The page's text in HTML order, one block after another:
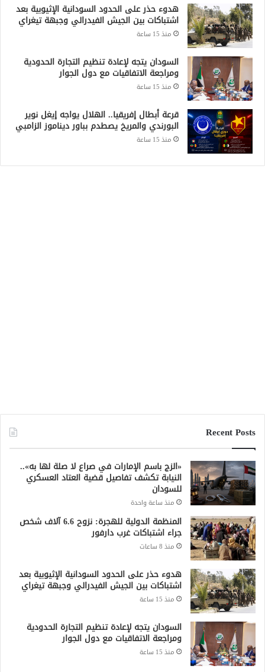
هدوء حذر على الحدود السودانية الإثيوبية بعد
اشتباكات بين الجيش الفيدرالي وجبهة تيغراي
منذ 15 ساعة
السودان يتجه لإعادة تنظيم التجارة الحدودية
ومراجعة الاتفاقيات مع دول الجوار
منذ 15 ساعة
قرعة أبطال إفريقيا.. الهلال يواجه إيغل نوير
البورندي والمريخ يصطدم بباور ديناموز الزامبي
منذ 15 ساعة
Recent Posts
«الزج باسم الإمارات في صراع لا صلة لها به»..
النيابة تكشف تفاصيل قضية العتاد العسكري
للسودان
منذ ساعة واحدة
المنظمة الدولية للهجرة: نزوح 6.6 آلاف شخص
جراء اشتباكات غرب دارفور
منذ 8 ساعات
هدوء حذر على الحدود السودانية الإثيوبية بعد
اشتباكات بين الجيش الفيدرالي وجبهة تيغراي
منذ 15 ساعة
السودان يتجه لإعادة تنظيم التجارة الحدودية
ومراجعة الاتفاقيات مع دول الجوار
منذ 15 ساعة